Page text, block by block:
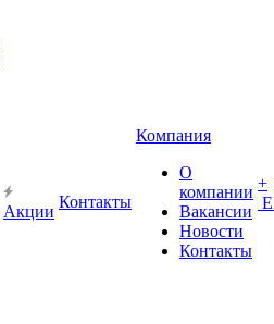
Акции
Контакты
Компания
О
компании
Вакансии
Новости
Контакты
+